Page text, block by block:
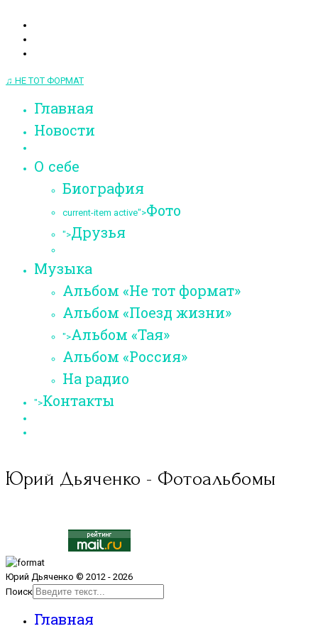
♫ НЕ ТОТ ФОРМАТ
Главная
Новости
О себе
Биография
current-item active">Фото
">Друзья
Музыка
Альбом «Не тот формат»
Альбом «Поезд жизни»
">Альбом «Тая»
Альбом «Россия»
На радио
">Контакты
Юрий Дьяченко - Фотоальбомы
Юрий Дьяченко © 2012 - 2026
Поиск
Главная